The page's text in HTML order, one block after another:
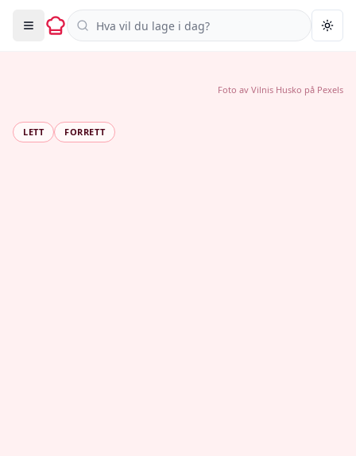
Søk i oppskrifter
LETT FORRETT
Foto av Vilnis Husko på Pexels